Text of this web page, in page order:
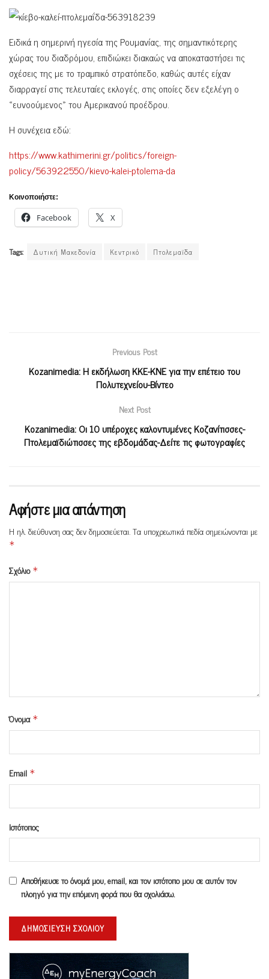
Ειδικά η σημερινή ηγεσία της Ρουμανίας, της σημαντικότερης
χώρας του διαδρόμου, επιδιώκει διακαώς να αποκαταστήσει τις
σχέσεις της με το τραμπικό στρατόπεδο, καθώς αυτές είχαν
διαρραγεί στις τελευταίες εκλογές, στις οποίες δεν εξελέγη ο
«ευνοούμενος» του Αμερικανού προέδρου.
Η συνέχεια εδώ:
https://www.kathimerini.gr/politics/foreign-
policy/563922550/kievo-kalei-ptolema-da
Κοινοποιήστε:
Facebook X
Tags: Δυτική Μακεδονία Κεντρικό Πτολεμαϊδα
Previous Post
Kozanimedia: H εκδήλωση ΚΚΕ-ΚΝΕ για την επέτειο του
Πολυτεχνείου-Βίντεο
Next Post
Kozanimedia: Οι 10 υπέροχες καλοντυμένες Κοζανίτισσες-
Πτολεμαϊδιώτισσες της εβδομάδας-Δείτε τις φωτογραφίες
Αφήστε μια απάντηση
Η ηλ. διεύθυνση σας δεν δημοσιεύεται.Τα υποχρεωτικά πεδία σημειώνονται με
*
Σχόλιο *
Όνομα *
Email *
Ιστότοπος
Αποθήκευσε το όνομά μου, email, και τον ιστότοπο μου σε αυτόν τον
πλοηγό για την επόμενη φορά που θα σχολιάσω.